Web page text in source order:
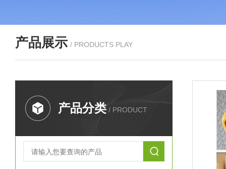
产品展示 / PRODUCTS PLAY
产品分类 / PRODUCT